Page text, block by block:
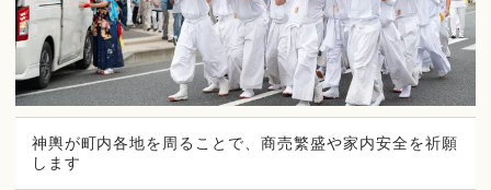
神輿が町内各地を周ることで、商売繁盛や家内安全を祈願
します